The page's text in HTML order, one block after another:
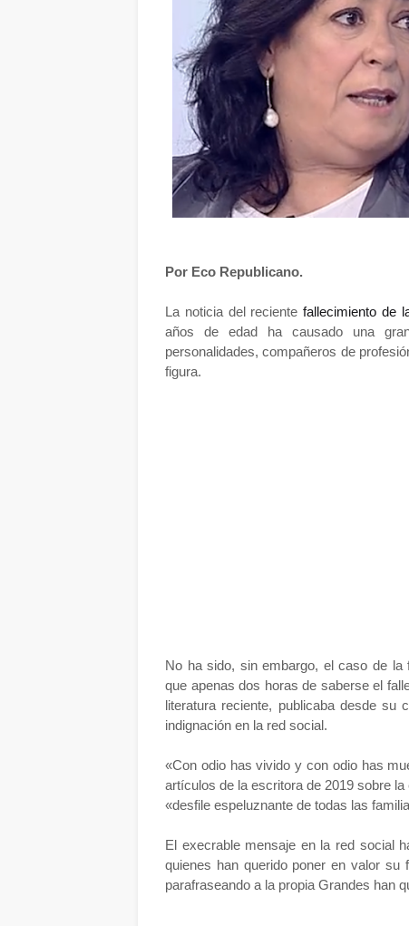
Por Eco Republicano.
La noticia del recientefallecimiento de
años de edad ha causado una
personalidades, compañeros de
figura.
No ha sido, sin embargo, el caso de la
que apenas dos horas de saberse el
literatura reciente, publicaba desde su
indignación en la red social.
«Con odio has vivido y con odio has
artículos de la escritora de 2019 sobre
«desfile espeluznante de todas las
El execrable mensaje en la red social
quienes han querido poner en valor
parafraseando a la propia Grandes han